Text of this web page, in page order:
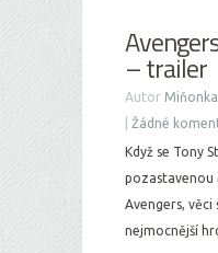
– trailer
Autor Miňonka
Žádné
Když se Tony
pozastavenou
Avengers, věci
nejmocnější